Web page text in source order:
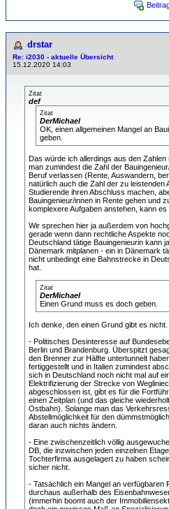
drstar
Re: i2030 - aktuelle Übersicht
15.12.2020 14:03
Zitat
def
Zitat
DerMichael
OK, einen allgemeinen Mangel an
geben.
Das würde ich allerdings aus den
man zumindest die Zahl der
Beruf verlassen (Rente, Auswandern,
natürlich auch die Zahl der zu leistenden
Studierende ihren Abschluss machen,
Bauingenieur/innen in Rente gehen und
komplexere Aufgaben anstehen, kann es
Wir sprechen hier ja außerdem von
gerade wenn dann rechtliche Aspekte
Deutschland tätige Bauingenieurin kann
Dänemark mitplanen - ein in Dänemark
nicht unbedingt eine Bahnstrecke in
hat.
Zitat
DerMichael
Einen Grund muss es doch geben.
Ich denke, den einen Grund gibt es
- Politisches Desinteresse auf
Berlin und Brandenburg. Überspitzt
den Brenner zur Hälfte untertunnelt
fertiggestellt und in Italien zumindest
sich in Deutschland noch nicht mal auf
Elektrifizierung der Strecke von
abgeschlossen ist, gibt es für die
einen Zeitplan (und das gleiche
Ostbahn). Solange man das
Abstellmöglichkeit für den
daran auch nichts ändern.
- Eine zwischenzeitlich völlig
DB, die inzwischen jeden einzelnen
Tochterfirma ausgelagert zu haben
sicher nicht.
- Tatsächlich ein Mangel an verfügbaren
durchaus außerhalb des
(immerhin boomt auch der